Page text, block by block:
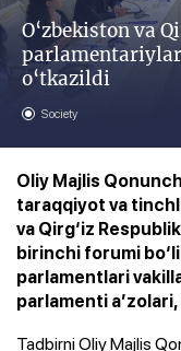
O‘zbekiston va
o‘tkazildi
Society
Oliy Majlis
taraqqiyot va
va Qirg‘iz
birinchi forumi
parlamentlari
parlamenti
Tadbirni Oliy Majlis